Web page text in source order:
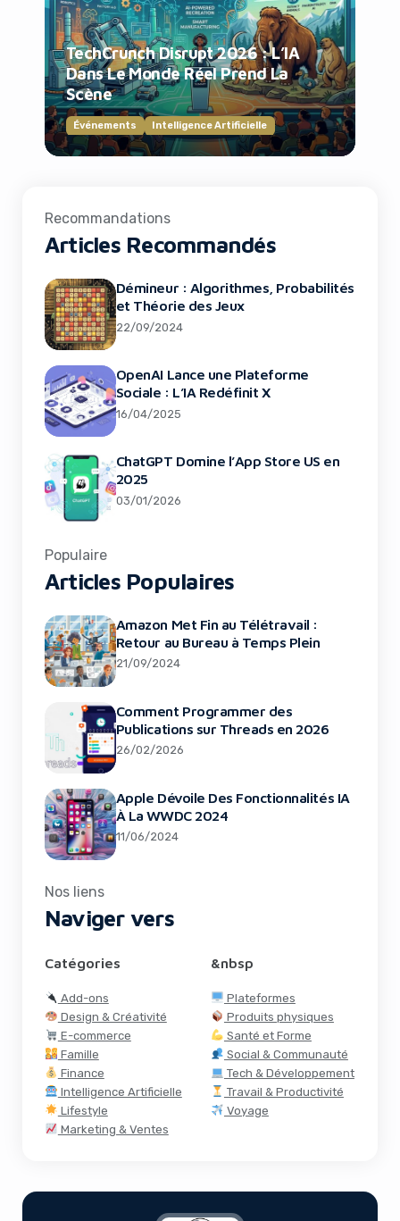
TechCrunch Disrupt 2026 : L’IA
Dans Le Monde Réel Prend La
Scène
Événements Intelligence Artificielle
Recommandations
Articles Recommandés
Démineur : Algorithmes, Probabilités
et Théorie des Jeux
22/09/2024
OpenAI Lance une Plateforme
Sociale : L’IA Redéfinit X
16/04/2025
ChatGPT Domine l’App Store US en
2025
03/01/2026
Populaire
Articles Populaires
Amazon Met Fin au Télétravail :
Retour au Bureau à Temps Plein
21/09/2024
Comment Programmer des
Publications sur Threads en 2026
26/02/2026
Apple Dévoile Des Fonctionnalités IA
À La WWDC 2024
11/06/2024
Nos liens
Naviger vers
Catégories
Add-ons
Design & Créativité
E-commerce
Famille
Finance
Intelligence Artificielle
Lifestyle
Marketing & Ventes
&nbsp
Plateformes
Produits physiques
Santé et Forme
Social & Communauté
Tech & Développement
Travail & Productivité
Voyage